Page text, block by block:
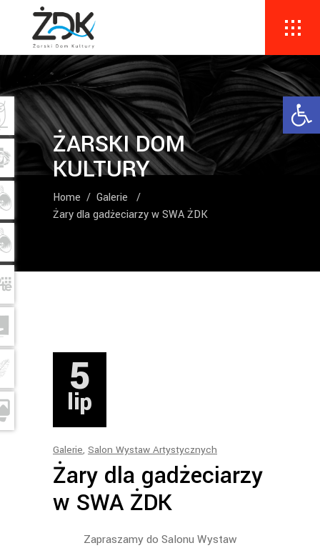
ŻARSKI DOM
KULTURY
Home / Galerie
/
Żary dla gadżeciarzy w SWA ŻDK
5
lip
Galerie, Salon Wystaw Artystycznych
Żary dla gadżeciarzy
w SWA ŻDK
Zapraszamy do Salonu Wystaw